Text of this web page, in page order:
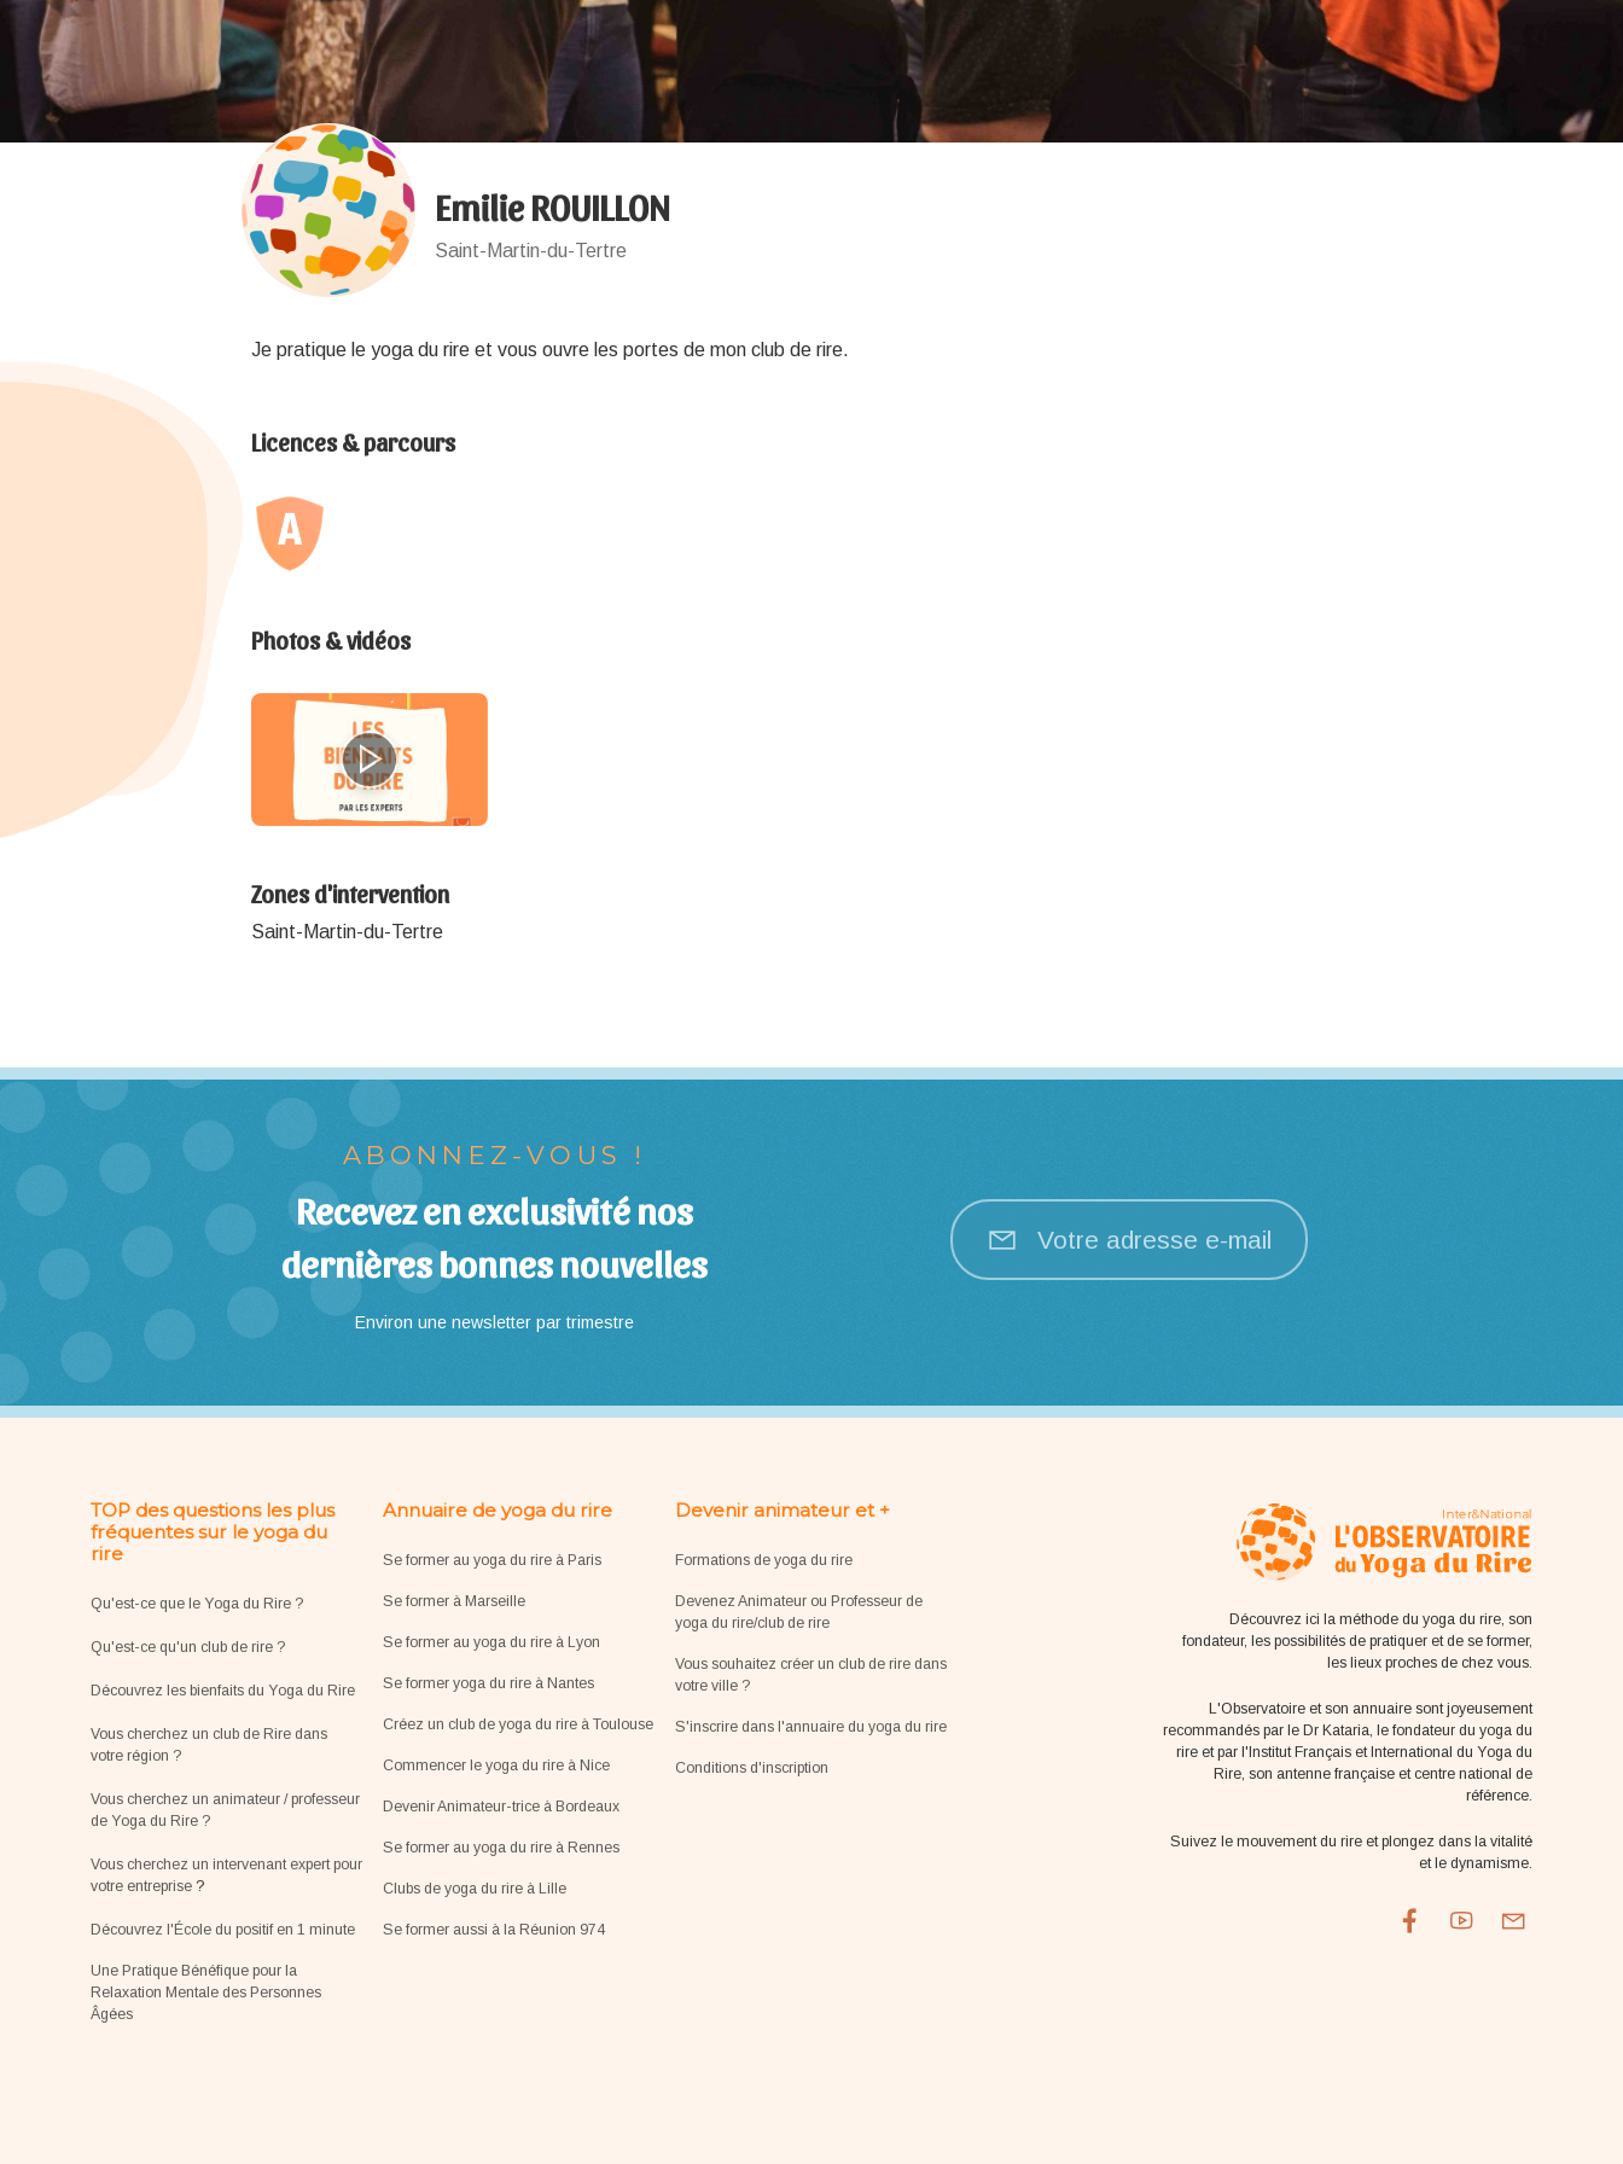
Emilie ROUILLON
Saint-Martin-du-Tertre
Je pratique le yoga du rire et vous ouvre les portes de mon club de rire.
Licences & parcours
Photos & vidéos
Zones d'intervention
Saint-Martin-du-Tertre
ABONNEZ-VOUS !
Recevez en exclusivité nos
dernières bonnes nouvelles
Environ une newsletter par trimestre
Votre adresse e-mail
TOP des questions les plus
fréquentes sur le yoga du
rire
Qu'est-ce que le Yoga du Rire ?
Qu'est-ce qu'un club de rire ?
Découvrez les bienfaits du Yoga du Rire
Vous cherchez un club de Rire dans
votre région ?
Vous cherchez un animateur / professeur
de Yoga du Rire ?
Vous cherchez un intervenant expert pour
votre entreprise?
Découvrez l'École du positif en 1 minute
Une Pratique Bénéfique pour la
Relaxation Mentale des Personnes
Âgées
Annuaire de yoga du rire
Se former au yoga du rire à Paris
Se former à Marseille
Se former au yoga du rire à Lyon
Se former yoga du rire à Nantes
Créez un club de yoga du rire à Toulouse
Commencer le yoga du rire à Nice
Devenir Animateur-trice à Bordeaux
Se former au yoga du rire à Rennes
Clubs de yoga du rire à Lille
Se former aussi à la Réunion 974
Devenir animateur et +
Formations de yoga du rire
Devenez Animateur ou Professeur de
yoga du rire/club de rire
Vous souhaitez créer un club de rire dans
votre ville ?
S'inscrire dans l'annuaire du yoga du rire
Conditions d'inscription
Découvrez ici la méthode du yoga du rire, son
fondateur, les possibilités de pratiquer et de se former,
les lieux proches de chez vous.
L'Observatoire et son annuaire sont joyeusement
recommandés par le Dr Kataria, le fondateur du yoga du
rire et par l'Institut Français et International du Yoga du
Rire, son antenne française et centre national de
référence.
Suivez le mouvement du rire et plongez dans la vitalité
et le dynamisme.